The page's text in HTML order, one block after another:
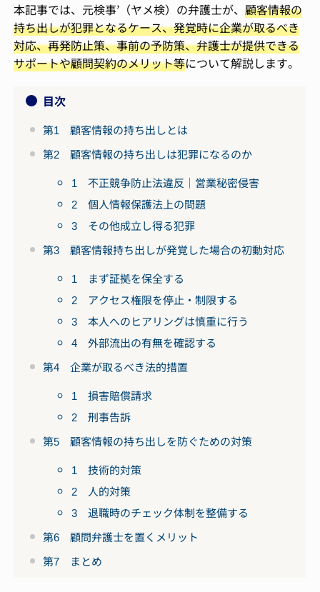
本記事では、元検事’（ヤメ検）の弁護士が、顧客情報の
持ち出しが犯罪となるケース、発覚時に企業が取るべき
対応、再発防止策、事前の予防策、弁護士が提供できる
サポートや顧問契約のメリット等について解説します。
目次
第1 顧客情報の持ち出しとは
第2 顧客情報の持ち出しは犯罪になるのか
1 不正競争防止法違反｜営業秘密侵害
2 個人情報保護法上の問題
3 その他成立し得る犯罪
第3 顧客情報持ち出しが発覚した場合の初動対応
1 まず証拠を保全する
2 アクセス権限を停止・制限する
3 本人へのヒアリングは慎重に行う
4 外部流出の有無を確認する
第4 企業が取るべき法的措置
1 損害賠償請求
2 刑事告訴
第5 顧客情報の持ち出しを防ぐための対策
1 技術的対策
2 人的対策
3 退職時のチェック体制を整備する
第6 顧問弁護士を置くメリット
第7 まとめ